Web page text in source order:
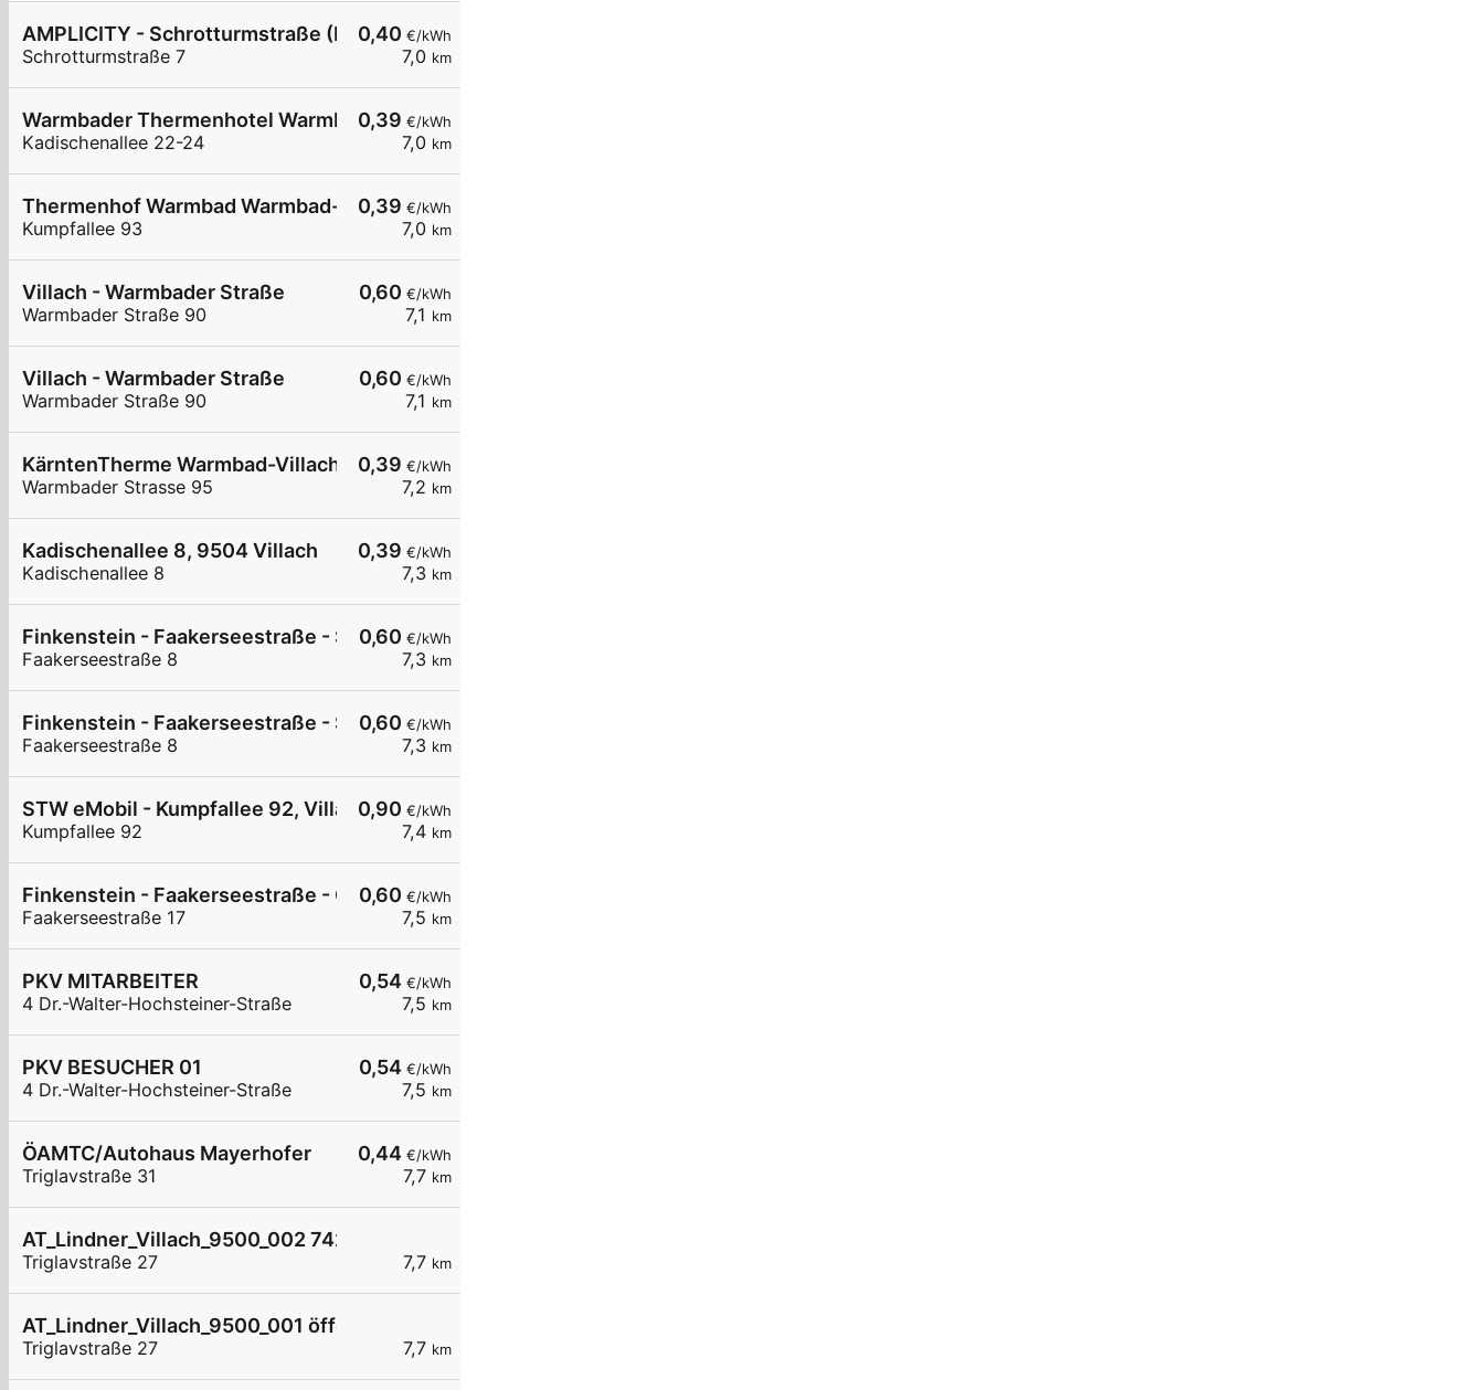
0,40 €/kWh
7,0 km
AMPLICITY - Schrotturmstraße (Probst GmbH)
Schrotturmstraße 7
0,39 €/kWh
7,0 km
Warmbader Thermenhotel Warmbad-Villach
Kadischenallee 22-24
0,39 €/kWh
7,0 km
Thermenhof Warmbad Warmbad-Villach
Kumpfallee 93
0,60 €/kWh
7,1 km
Villach - Warmbader Straße
Warmbader Straße 90
0,60 €/kWh
7,1 km
Villach - Warmbader Straße
Warmbader Straße 90
0,39 €/kWh
7,2 km
KärntenTherme Warmbad-Villach
Warmbader Strasse 95
0,39 €/kWh
7,3 km
Kadischenallee 8, 9504 Villach
Kadischenallee 8
0,60 €/kWh
7,3 km
Finkenstein - Faakerseestraße - SPAR
Faakerseestraße 8
0,60 €/kWh
7,3 km
Finkenstein - Faakerseestraße - SPAR
Faakerseestraße 8
0,90 €/kWh
7,4 km
STW eMobil - Kumpfallee 92, Villach
Kumpfallee 92
0,60 €/kWh
7,5 km
Finkenstein - Faakerseestraße - Gasthof Feichter
Faakerseestraße 17
0,54€/kWh
7,5 km
PKV MITARBEITER
4 Dr.-Walter-Hochsteiner-Straße
0,54€/kWh
7,5 km
PKV BESUCHER 01
4 Dr.-Walter-Hochsteiner-Straße
0,44€/kWh
7,7 km
ÖAMTC/Autohaus Mayerhofer
Triglavstraße 31
7,7 km
AT_Lindner_Villach_9500_002 7420083949 öffentlich
Triglavstraße 27
7,7 km
AT_Lindner_Villach_9500_001 öffentlich
Triglavstraße 27